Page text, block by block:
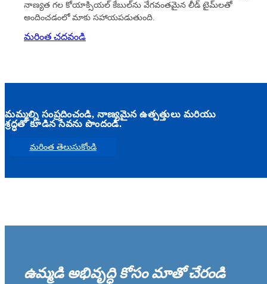
నాణ్యత గల కోయాక్సియల్ కేబుల్‌ను వేగవంతమైన లీడ్ టైమ్‌లతో
అందించడంలో మాకు సహాయపడుతుంది.
మరింత చదవండి
మమ్మల్ని సంప్రదించండి, నాణ్యమైన ఉత్పత్తులు మరియు
శ్రద్ధతో కూడిన సేవను పొందండి.
మరింత తెలుసుకోండి
ఉమ్మడి అభివృద్ధి కోసం మాతో చేరండి